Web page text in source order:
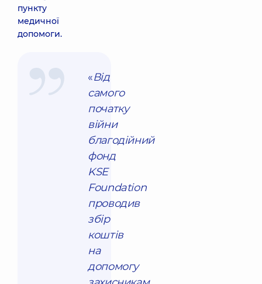
пункту
медичної
допомоги.
«Від
самого
початку
війни
благодійний
фонд
KSE
Foundation
проводив
збір
коштів
на
допомогу